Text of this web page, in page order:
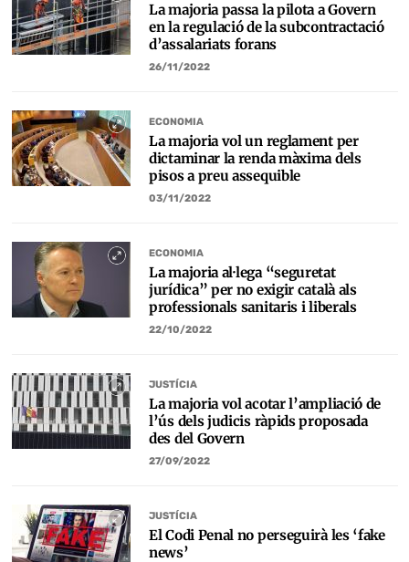
La majoria passa la pilota a Govern
en la regulació de la subcontractació
d’assalariats forans
26/11/2022
ECONOMIA
La majoria vol un reglament per
dictaminar la renda màxima dels
pisos a preu assequible
03/11/2022
ECONOMIA
La majoria al·lega “seguretat
jurídica” per no exigir català als
professionals sanitaris i liberals
22/10/2022
JUSTÍCIA
La majoria vol acotar l’ampliació de
l’ús dels judicis ràpids proposada
des del Govern
27/09/2022
JUSTÍCIA
El Codi Penal no perseguirà les ‘fake
news’